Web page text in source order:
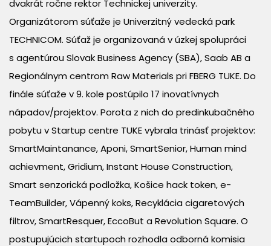
dvakrát ročne rektor Technickej univerzity.
Organizátorom súťaže je Univerzitný vedecká park
TECHNICOM. Súťaž je organizovaná v úzkej spolupráci
s agentúrou Slovak Business Agency (SBA), Saab AB a
Regionálnym centrom Raw Materials pri FBERG TUKE. Do
finále súťaže v 9. kole postúpilo 17 inovatívnych
nápadov/projektov. Porota z nich do predinkubačného
pobytu v Startup centre TUKE vybrala trinásť projektov:
SmartMaintanance, Aponi, SmartSenior, Human mind
achievment, Gridium, Instant House Construction,
Smart senzorická podložka, Košice hack token, e-
TeamBuilder, Vápenný koks, Recyklácia cigaretových
filtrov, SmartResquer, EccoBut a Revolution Square. O
postupujúcich startupoch rozhodla odborná komisia